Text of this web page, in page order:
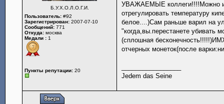
Б.У.Х.О.Л.О.Г.И.
Пользователь: #92
Зарегистрирован: 2007-07-10
Сообщений: 771
Откуда: москва
Медали : 1
Пункты репутации: 20
УВАЖАЕМЫЕ коллеги!!!!Можно и
отрегулировать температуру
белое....)Сам раньше варил на
"когда,вы.перестанете убивать
(сплошная
отчерных монеток(после
Jedem das Seine